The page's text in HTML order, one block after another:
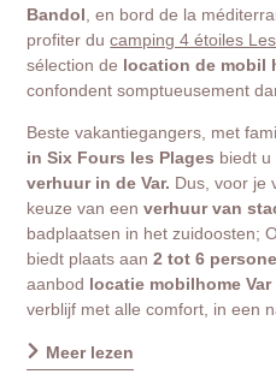
Bandol , en bord de la
profiter ducamping 4 étoiles
sélection de location de mobil
confondent somptueusement
Beste vakantiegangers, met
in Six Fours les Plages biedt u
verhuur in de Var. Dus, voor je
keuze van eenverhuur van
badplaatsen in het zuidoosten;
biedt plaats aan2 tot 6
aanbod locatie mobilhome Var
verblijf met alle comfort, in een
Meer lezen